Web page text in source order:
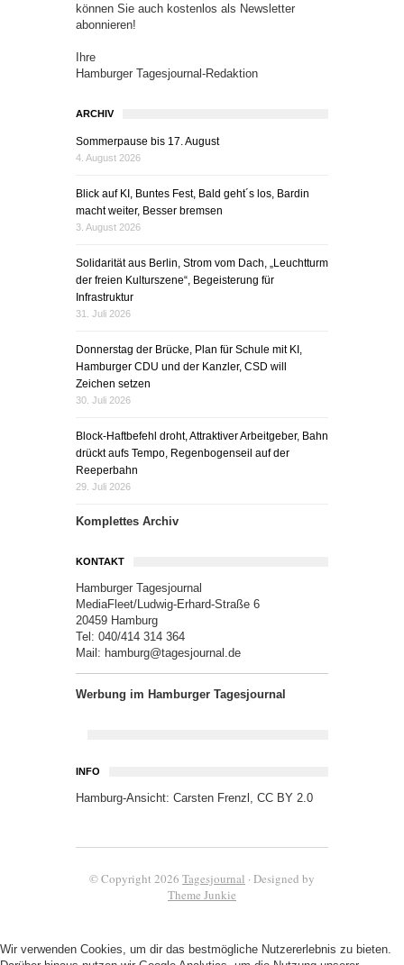
können Sie auch kostenlos als Newsletter
abonnieren!
Ihre
Hamburger Tagesjournal-Redaktion
ARCHIV
Sommerpause bis 17. August
4. August 2026
Blick auf KI, Buntes Fest, Bald geht´s los, Bardin
macht weiter, Besser bremsen
3. August 2026
Solidarität aus Berlin, Strom vom Dach, „Leuchtturm
der freien Kulturszene“, Begeisterung für
Infrastruktur
31. Juli 2026
Donnerstag der Brücke, Plan für Schule mit KI,
Hamburger CDU und der Kanzler, CSD will
Zeichen setzen
30. Juli 2026
Block-Haftbefehl droht, Attraktiver Arbeitgeber, Bahn
drückt aufs Tempo, Regenbogenseil auf der
Reeperbahn
29. Juli 2026
Komplettes Archiv
KONTAKT
Hamburger Tagesjournal
MediaFleet/Ludwig-Erhard-Straße 6
20459 Hamburg
Tel: 040/414 314 364
Mail: hamburg@tagesjournal.de
Werbung im Hamburger Tagesjournal
INFO
Hamburg-Ansicht: Carsten Frenzl , CC BY 2.0
© Copyright 2026 Tagesjournal · Designed by
Theme Junkie
Wir verwenden Cookies, um dir das bestmögliche Nutzererlebnis zu bieten.